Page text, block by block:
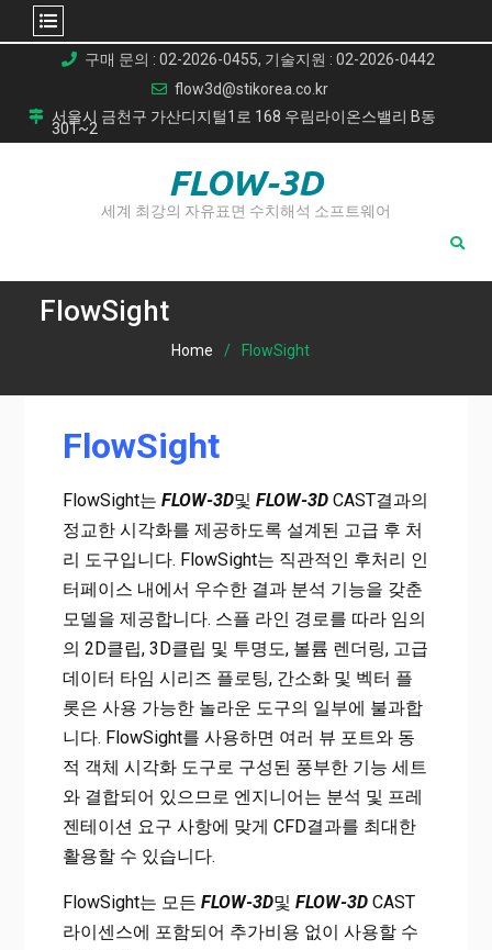
content
구매 문의 : 02-2026-0455, 기술지원 : 02-2026-0442
flow3d@stikorea.co.kr
서울시 금천구 가산디지털1로 168 우림라이온스밸리 B동
301~2
FLOW-3D
세계 최강의 자유표면 수치해석 소프트웨어
FlowSight
Home FlowSight
FlowSight
FlowSight는 FLOW-3D및 FLOW-3D CAST결과의
정교한 시각화를 제공하도록 설계된 고급 후 처
리 도구입니다. FlowSight는 직관적인 후처리 인
터페이스 내에서 우수한 결과 분석 기능을 갖춘
모델을 제공합니다. 스플 라인 경로를 따라 임의
의 2D클립, 3D클립 및 투명도, 볼륨 렌더링, 고급
데이터 타임 시리즈 플로팅, 간소화 및 벡터 플
롯은 사용 가능한 놀라운 도구의 일부에 불과합
니다. FlowSight를 사용하면 여러 뷰 포트와 동
적 객체 시각화 도구로 구성된 풍부한 기능 세트
와 결합되어 있으므로 엔지니어는 분석 및 프레
젠테이션 요구 사항에 맞게 CFD결과를 최대한
활용할 수 있습니다.
FlowSight는 모든 FLOW-3D및 FLOW-3DCAST
라이센스에 포함되어 추가비용 없이 사용할 수